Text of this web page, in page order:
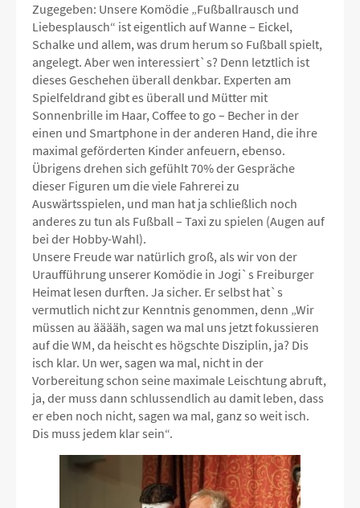
Zugegeben: Unsere Komödie „Fußballrausch und
Liebesplausch“ ist eigentlich auf Wanne – Eickel,
Schalke und allem, was drum herum so Fußball spielt,
angelegt. Aber wen interessiert`s? Denn letztlich ist
dieses Geschehen überall denkbar. Experten am
Spielfeldrand gibt es überall und Mütter mit
Sonnenbrille im Haar, Coffee to go – Becher in der
einen und Smartphone in der anderen Hand, die ihre
maximal geförderten Kinder anfeuern, ebenso.
Übrigens drehen sich gefühlt 70% der Gespräche
dieser Figuren um die viele Fahrerei zu
Auswärtsspielen, und man hat ja schließlich noch
anderes zu tun als Fußball – Taxi zu spielen (Augen auf
bei der Hobby-Wahl).
Unsere Freude war natürlich groß, als wir von der
Uraufführung unserer Komödie in Jogi`s Freiburger
Heimat lesen durften. Ja sicher. Er selbst hat`s
vermutlich nicht zur Kenntnis genommen, denn „Wir
müssen au ääääh, sagen wa mal uns jetzt fokussieren
auf die WM, da heischt es högschte Disziplin, ja? Dis
isch klar. Un wer, sagen wa mal, nicht in der
Vorbereitung schon seine maximale Leischtung abruft,
ja, der muss dann schlussendlich au damit leben, dass
er eben noch nicht, sagen wa mal, ganz so weit isch.
Dis muss jedem klar sein“.